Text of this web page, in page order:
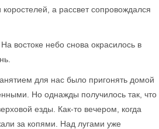
а рассвет сопровождался
востоке небо снова окрасилось в
для нас было пригонять домой
Но однажды получилось так, что
езды. Как-то вечером, когда
за копями. Над лугами уже